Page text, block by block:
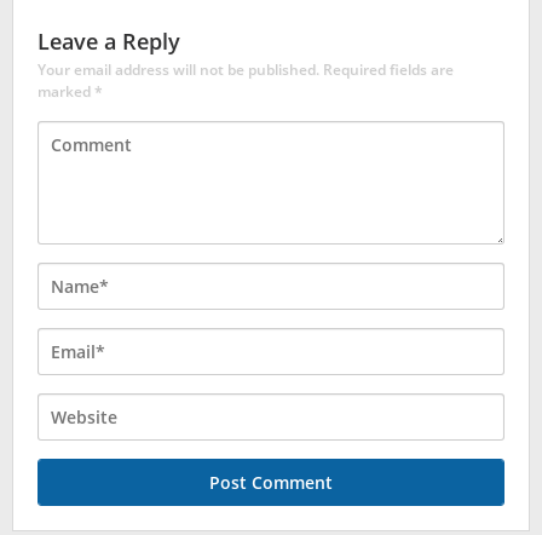
Leave a Reply
Your email address will not be published. Required fields are
marked*